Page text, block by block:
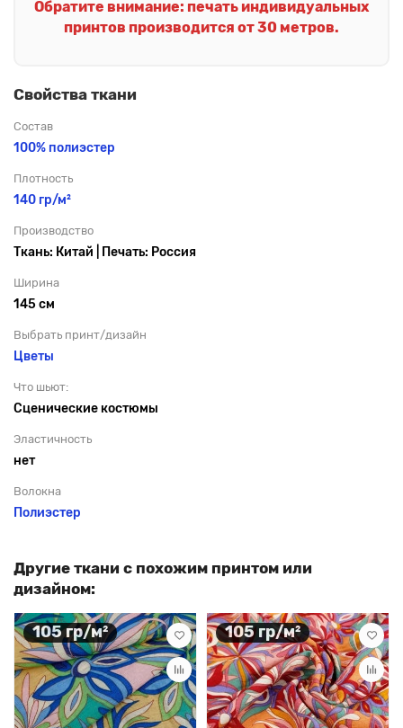
Обратите внимание: печать индивидуальных
принтов производится от 30 метров.
Свойства ткани
Состав
100% полиэстер
Плотность
140 гр/м²
Производство
Ткань: Китай | Печать: Россия
Ширина
145 см
Выбрать принт/дизайн
Цветы
Что шьют:
Сценические костюмы
Эластичность
нет
Волокна
Полиэстер
Другие ткани с похожим принтом или
дизайном:
105 гр/м² 105 гр/м²